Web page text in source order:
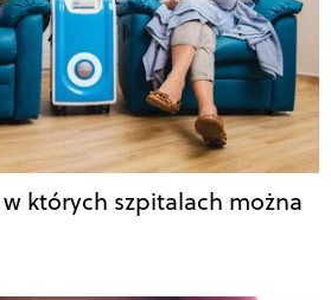
których szpitalach można